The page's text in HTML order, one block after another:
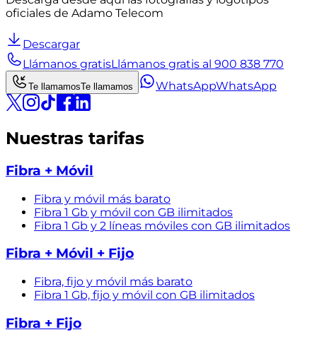
oficiales de Adamo Telecom
Descargar
Llámanos gratisLlámanos gratis al 900 838 770
Te llamamosTe llamamos WhatsAppWhatsApp
Nuestras tarifas
Fibra + Móvil
Fibra y móvil más barato
Fibra 1 Gb y móvil con GB ilimitados
Fibra 1 Gb y 2 líneas móviles con GB ilimitados
Fibra + Móvil + Fijo
Fibra, fijo y móvil más barato
Fibra 1 Gb, fijo y móvil con GB ilimitados
Fibra + Fijo